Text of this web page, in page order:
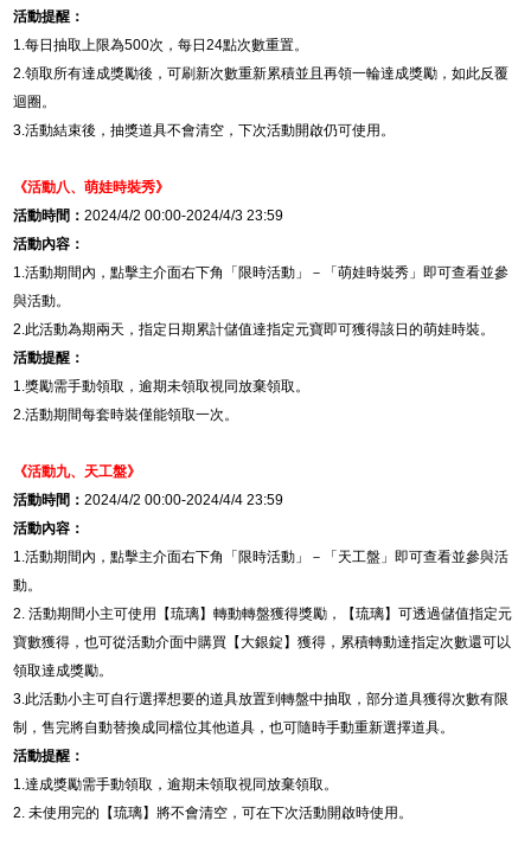
活動提醒：
1.每日抽取上限為500次，每日24點次數重置。
2.領取所有達成獎勵後，可刷新次數重新累積並且再領一輪達成獎勵，如此反覆
迴圈。
3.活動結束後，抽獎道具不會清空，下次活動開啟仍可使用。
《活動八、萌娃時裝秀》
活動時間：2024/4/2 00:00-2024/4/3 23:59
活動內容：
1.活動期間內，點擊主介面右下角「限時活動」－「萌娃時裝秀」即可查看並參
與活動。
2. 此活動為期兩天，指定日期累計儲值達指定元寶即可獲得該日的萌娃時裝。
活動提醒：
1.獎勵需手動領取，逾期未領取視同放棄領取。
2.活動期間每套時裝僅能領取一次。
《活動九、天工盤》
活動時間：2024/4/2 00:00-2024/4/4 23:59
活動內容：
1.活動期間內，點擊主介面右下角「限時活動」－「天工盤 」即可查看並參與活
動。
2.活動期間小主可使用【琉璃】轉動轉盤獲得獎勵，【琉璃】可透過儲值指定元
寶數獲得，也可從活動介面中購買【大銀錠】獲得，累積轉動達指定次數還可以
領取達成獎勵。
3. 此活動小主可自行選擇想要的道具放置到轉盤中抽取，部分道具獲得次數有限
制，售完將自動替換成同檔位其他道具，也可隨時手動重新選擇道具。
活動提醒：
1.達成獎勵需手動領取，逾期未領取視同放棄領取。
2.未使用完的【琉璃】將不會清空，可在下次活動開啟時使用。